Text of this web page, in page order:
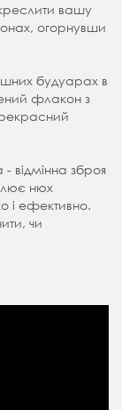
вашу
огорнувши
будуарах в
флакон з
відмінна зброя
нюх
і ефективно.
чи